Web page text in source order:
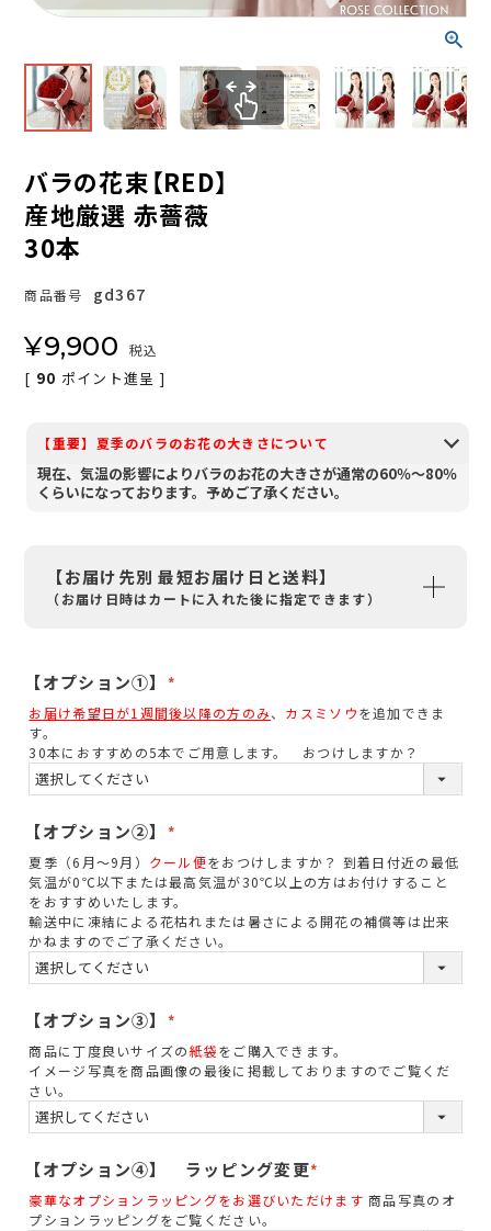
バラの花束【RED】
産地厳選 赤薔薇
30本
商品番号 gd367
¥9,900 税込
[ 90 ポイント進呈 ]
【重要】夏季のバラのお花の大きさについて
現在、気温の影響によりバラのお花の大きさが通常の60％～80％
くらいになっております。予めご了承ください。
【お届け先別 最短お届け日と送料】
（お届け日時はカートに入れた後に指定できます）
【オプション①】
(
須
お届け希望日が1週間後以降の方のみ、 カスミソウを追加できま
す。
30本におすすめの5本でご用意します。 おつけしますか？
【オプション②】
必
須
)
夏季（6月～9月） クール便をおつけしますか？ 到着日付近の最低
気温が0℃以下または最高気温が30℃以上の方はお付けすること
をおすすめいたします。
輸送中に凍結による花枯れまたは暑さによる開花の補償等は出来
かねますのでご了承ください。
【オプション③】
(
必
商品に丁度良いサイズの紙袋をご購入できます。
イメージ写真を商品画像の最後に掲載しておりますのでご覧くだ
さい。
【オプション④】 ラッピング変更
(
豪華なオプションラッピングをお選びいただけます 商品写真のオ
プションラッピングをご覧ください。